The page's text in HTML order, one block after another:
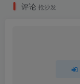
评论 抢沙发